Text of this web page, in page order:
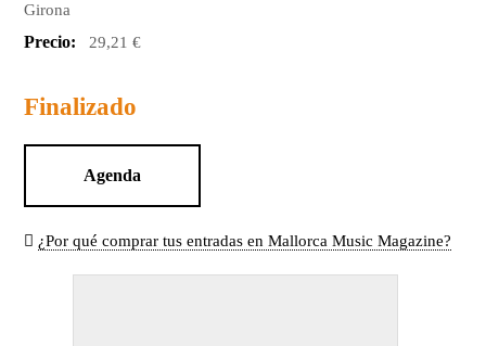
Girona
Precio: 29,21 €
Finalizado
Agenda
¿Por qué comprar tus entradas en Mallorca Music Magazine?